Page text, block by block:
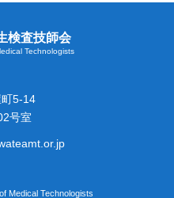
検査技師会
Technologists
5-14
号室
Medical Technologists